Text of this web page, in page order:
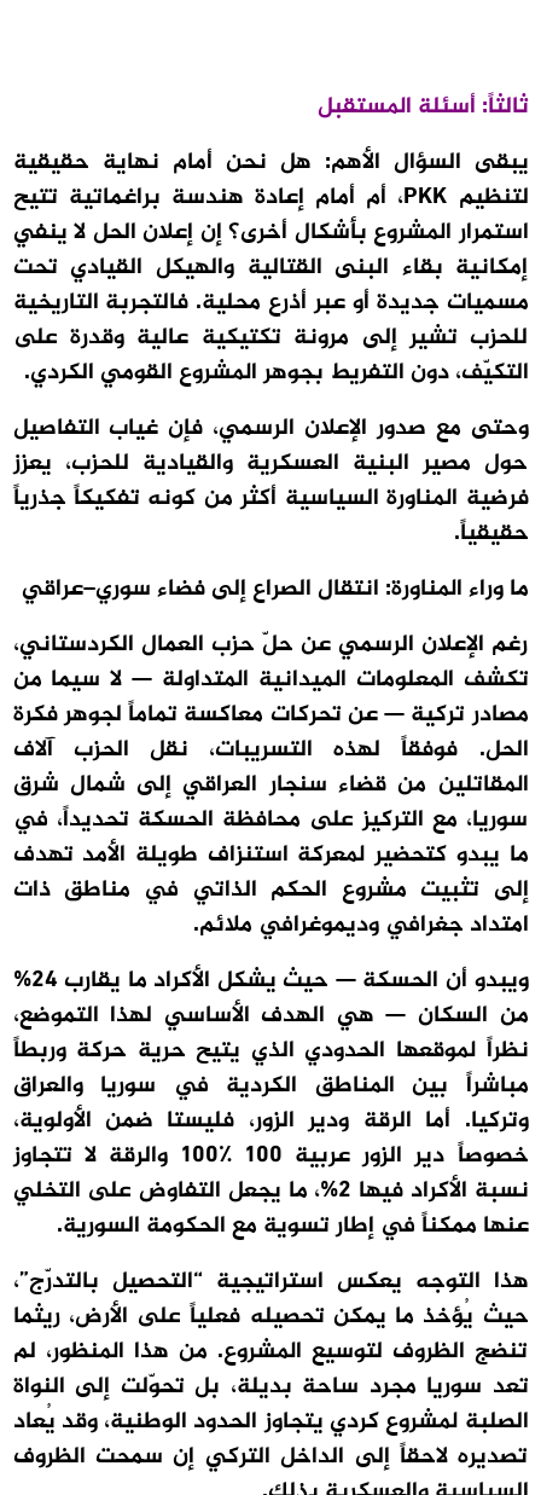
ثالثاً: أسئلة المستقبل
يبقى السؤال الأهم: هل نحن أمام نهاية حقيقية
لتنظيم PKK، أم أمام إعادة هندسة براغماتية تتيح
استمرار المشروع بأشكال أخرى؟ إن إعلان الحل لا ينفي
إمكانية بقاء البنى القتالية والهيكل القيادي تحت
مسميات جديدة أو عبر أذرع محلية. فالتجربة التاريخية
للحزب تشير إلى مرونة تكتيكية عالية وقدرة على
التكيّف، دون التفريط بجوهر المشروع القومي الكردي.
وحتى مع صدور الإعلان الرسمي، فإن غياب التفاصيل
حول مصير البنية العسكرية والقيادية للحزب، يعزز
فرضية المناورة السياسية أكثر من كونه تفكيكاً جذرياً
حقيقياً.
ما وراء المناورة: انتقال الصراع إلى فضاء سوري–عراقي
رغم الإعلان الرسمي عن حلّ حزب العمال الكردستاني،
تكشف المعلومات الميدانية المتداولة — لا سيما من
مصادر تركية — عن تحركات معاكسة تماماً لجوهر فكرة
الحل. فوفقاً لهذه التسريبات، نقل الحزب آلاف
المقاتلين من قضاء سنجار العراقي إلى شمال شرق
سوريا، مع التركيز على محافظة الحسكة تحديداً، في
ما يبدو كتحضير لمعركة استنزاف طويلة الأمد تهدف
إلى تثبيت مشروع الحكم الذاتي في مناطق ذات
امتداد جغرافي وديموغرافي ملائم.
ويبدو أن الحسكة — حيث يشكل الأكراد ما يقارب 24%
من السكان — هي الهدف الأساسي لهذا التموضع،
نظراً لموقعها الحدودي الذي يتيح حرية حركة وربطاً
مباشراً بين المناطق الكردية في سوريا والعراق
وتركيا. أما الرقة ودير الزور، فليستا ضمن الأولوية،
خصوصاً دير الزور عربية ١٠٠ ٪١٠٠ والرقة لا تتجاوز
نسبة الأكراد فيها 2%، ما يجعل التفاوض على التخلي
عنها ممكناً في إطار تسوية مع الحكومة السورية.
هذا التوجه يعكس استراتيجية “التحصيل بالتدرّج”،
حيث يُؤخذ ما يمكن تحصيله فعلياً على الأرض، ريثما
تنضج الظروف لتوسيع المشروع. من هذا المنظور، لم
تعد سوريا مجرد ساحة بديلة، بل تحوّلت إلى النواة
الصلبة لمشروع كردي يتجاوز الحدود الوطنية، وقد يُعاد
تصديره لاحقاً إلى الداخل التركي إن سمحت الظروف